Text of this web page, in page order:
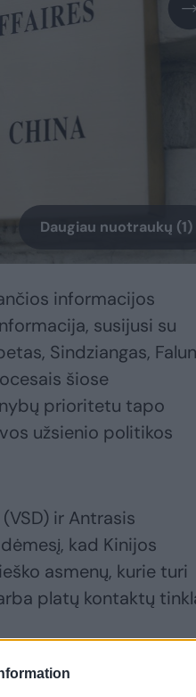
Daugiau nuotraukų (1)
informacijos
susijusi su
Sindziangas, Falun
šiose
prioritetu tapo
užsienio politikos
ir Antrasis
kad Kinijos
asmenų, kurie turi
platų kontaktų
ar
teikti režimui